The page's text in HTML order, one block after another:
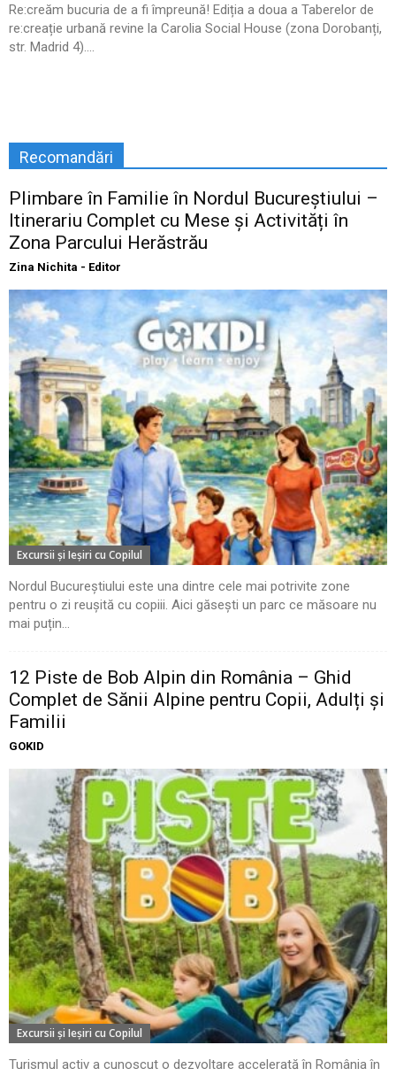
Re:creăm bucuria de a fi împreună! Ediția a doua a Taberelor de
re:creație urbană revine la Carolia Social House (zona Dorobanți,
str. Madrid 4)....
Recomandări
Plimbare în Familie în Nordul Bucureștiului –
Itinerariu Complet cu Mese și Activități în
Zona Parcului Herăstrău
Zina Nichita - Editor
Excursii şi Ieşiri cu Copilul
Nordul Bucureștiului este una dintre cele mai potrivite zone
pentru o zi reușită cu copiii. Aici găsești un parc ce măsoare nu
mai puțin...
12 Piste de Bob Alpin din România – Ghid
Complet de Sănii Alpine pentru Copii, Adulți și
Familii
GOKID
Excursii şi Ieşiri cu Copilul
Turismul activ a cunoscut o dezvoltare accelerată în România în